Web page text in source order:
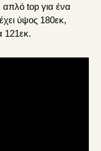
απλό top για ένα
ύψος 180εκ,
121εκ.